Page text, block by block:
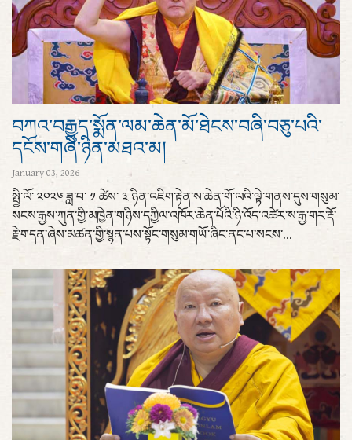
བཀའ་བརྒྱུད་སྨོན་ལམ་ཆེན་མོ་ཐེངས་བཞི་བཅུ་པའི་
དངོས་གཞི་ཉིན་མཐའ་མ།
January 03, 2026
སྤྱི་ལོ་ ༢༠༢༦ ཟླ་བ་ ༡ ཚེས་ ༣ ཉིན་འཇིག་རྟེན་ས་ཆེན་གོ་ལའི་ལྟེ་གནས་དུས་གསུམ་
སངས་རྒྱས་ཀུན་གྱི་མཁྱེན་གཉིས་དཀྱིལ་འཁོར་ཆེན་པོའི་ཉི་འོད་འཚེར་ས་རྒྱ་གར་རྡོ་
རྗེ་གདན་ཞེས་མཚན་གྱི་སྙན་པས་སྟོང་གསུམ་གཡོ་ཞིང་ནང་པ་སངས་...